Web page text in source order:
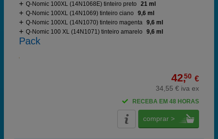
Q-Nomic 100XL (14N1068E) tinteiro preto
21 ml
Q-Nomic 100XL (14N1069) tinteiro ciano
9,6 ml
Q-Nomic 100XL (14N1070) tinteiro magenta 9,6 ml
Q-Nomic 100 XL (14N1071) tinteiro amarelo
9,6 ml
Pack
42,50 €
34,55 € iva ex
RECEBA EM 48 HORAS
comprar >